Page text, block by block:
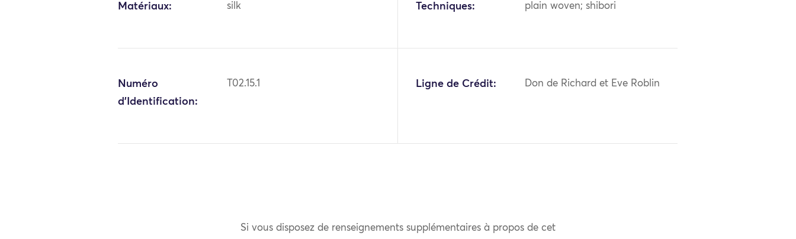
Matériaux: silk Techniques: plain woven; shibori
Numéro
d'Identification:
T02.15.1 Ligne de Crédit: Don de Richard et Eve Roblin
Si vous disposez de renseignements supplémentaires à propos de cet